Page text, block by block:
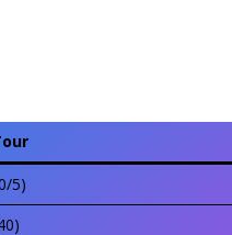
5)